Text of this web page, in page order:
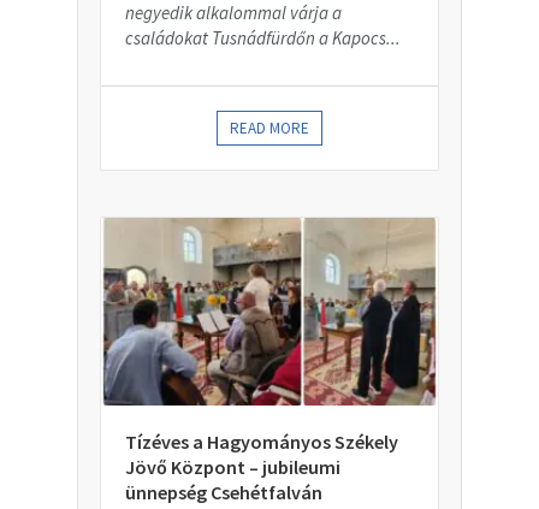
negyedik alkalommal várja a
családokat Tusnádfürdőn a Kapocs...
READ MORE
Tízéves a Hagyományos Székely
Jövő Központ – jubileumi
ünnepség Csehétfalván